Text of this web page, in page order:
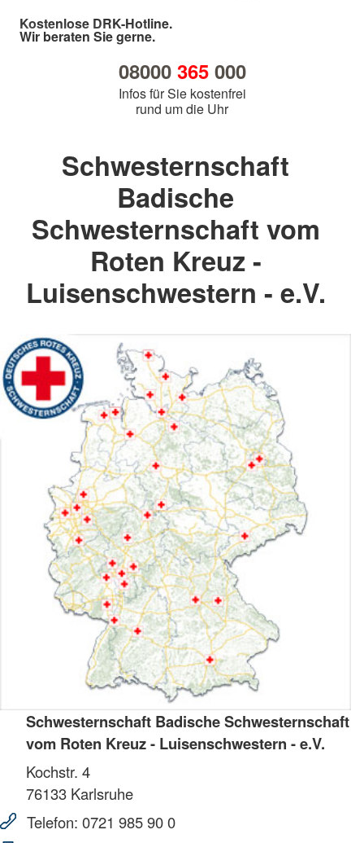
Kostenlose DRK-Hotline.
Wir beraten Sie gerne.
08000 365000
Infos für Sie kostenfrei
rund um die Uhr
Schwesternschaft
Badische
Schwesternschaft vom
Roten Kreuz -
Luisenschwestern - e.V.
Schwesternschaft Badische Schwesternschaft
vom Roten Kreuz - Luisenschwestern - e.V.
Kochstr. 4
76133 Karlsruhe
Telefon: 0721 985 90 0